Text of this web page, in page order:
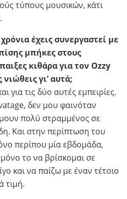
τύπους μουσικών, κάτι
έχεις συνεργαστεί με
μπήκες στους
κιθάρα για τον Ozzy
γι’ αυτά;
για τις δύο αυτές εμπειρίες.
δεν μου φαινόταν
πολύ στραμμένος σε
Και στην περίπτωση του
περίπου μία εβδομάδα,
το να βρίσκομαι σε
και να παίζω με έναν τέτοιο
τιμή.